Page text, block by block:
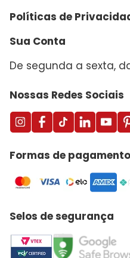
Políticas de
Sua Conta
De segunda a sexta,
Nossas Redes Sociais
Formas de
Selos de segurança